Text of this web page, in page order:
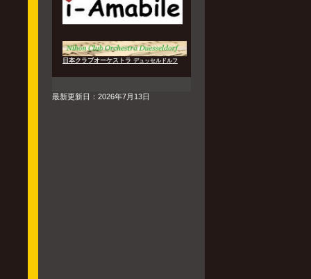
日本クラブオーケストラ デュッセルドルフ
最新更新日：2026年7月13日